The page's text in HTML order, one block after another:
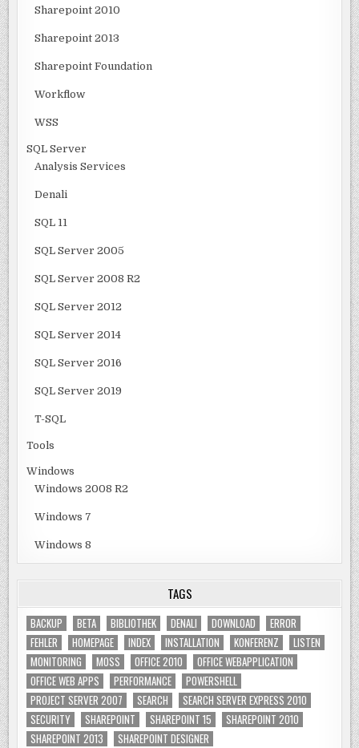
Sharepoint 2010
Sharepoint 2013
Sharepoint Foundation
Workflow
WSS
SQL Server
Analysis Services
Denali
SQL 11
SQL Server 2005
SQL Server 2008 R2
SQL Server 2012
SQL Server 2014
SQL Server 2016
SQL Server 2019
T-SQL
Tools
Windows
Windows 2008 R2
Windows 7
Windows 8
TAGS
BACKUP BETA BIBLIOTHEK DENALI DOWNLOAD
ERROR
FEHLER
HOMEPAGE INDEX INSTALLATION KONFERENZ
LISTEN
MONITORING
MOSS OFFICE 2010
OFFICE WEBAPPLICATION
OFFICE WEB APPS
PERFORMANCE
POWERSHELL
PROJECT SERVER 2007
SEARCH
SEARCH SERVER EXPRESS 2010
SECURITY
SHAREPOINT SHAREPOINT 15
SHAREPOINT 2010
SHAREPOINT 2013
SHAREPOINT DESIGNER